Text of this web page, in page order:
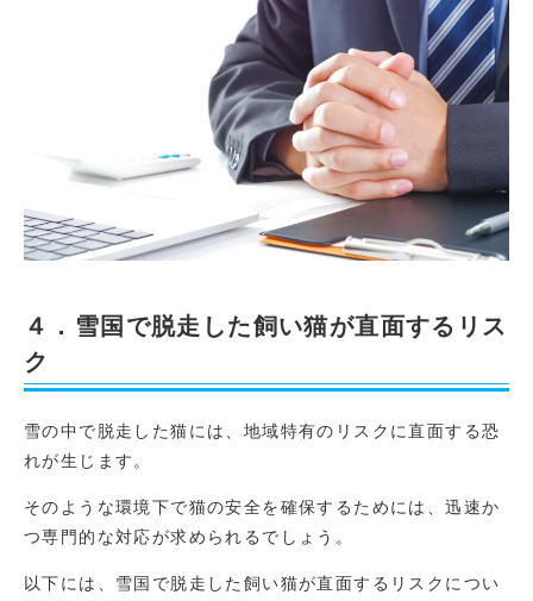
４．雪国で脱走した飼い猫が直面するリス
ク
雪の中で脱走した猫には、地域特有のリスクに直面する恐
れが生じます。
そのような環境下で猫の安全を確保するためには、迅速か
つ専門的な対応が求められるでしょう。
以下には、雪国で脱走した飼い猫が直面するリスクについ